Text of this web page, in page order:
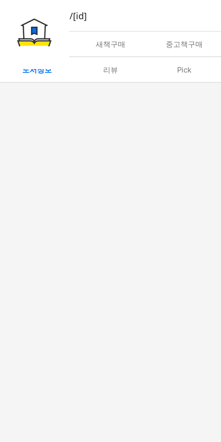
book/rent/[id]
대여 새책구매 중고책구매
도서정보 리뷰 Pick